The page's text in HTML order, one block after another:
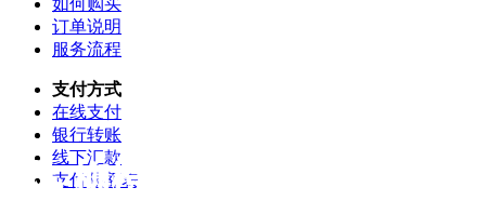
如何购买
订单说明
服务流程
支付方式
在线支付
银行转账
线下汇款
支付限额表